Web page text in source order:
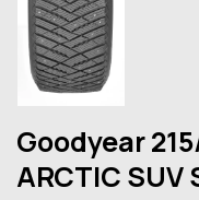
Goodyear
ARCTIC SUV